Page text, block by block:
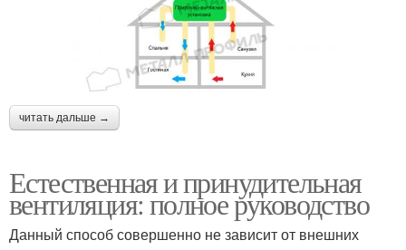
читать дальше →
Естественная и принудительная
вентиляция: полное руководство
Данный способ совершенно не зависит от внешних